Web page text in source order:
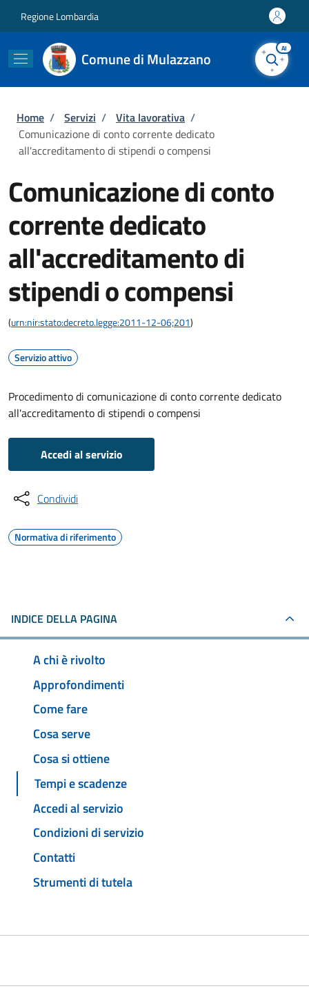
Regione Lombardia
Comune di Mulazzano
AI
Briciole di pane
Home / Servizi / Vita lavorativa /
Comunicazione di conto corrente dedicato
all'accreditamento di stipendi o compensi
Comunicazione di conto
corrente dedicato
all'accreditamento di
stipendi o compensi
(urn:nir:stato:decreto.legge:2011-12-06;201)
Servizio attivo
Procedimento di comunicazione di conto corrente dedicato
all'accreditamento di stipendi o compensi
Accedi al servizio
Condividi
Normativa di riferimento
INDICE DELLA PAGINA
A chi è rivolto
Approfondimenti
Come fare
Cosa serve
Cosa si ottiene
Tempi e scadenze
Accedi al servizio
Condizioni di servizio
Contatti
Strumenti di tutela